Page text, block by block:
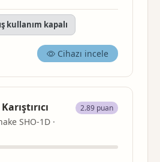
kullanım kapalı
Cihazı incele
SHO-1D ·
2.89 puan